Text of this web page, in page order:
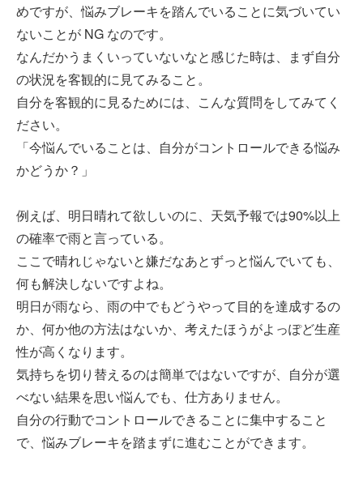
めですが、悩みブレーキを踏んでいることに気づいてい
ないことが NG なのです。
なんだかうまくいっていないなと感じた時は、まず自分
の状況を客観的に見てみること。
自分を客観的に見るためには、こんな質問をしてみてく
ださい。
「今悩んでいることは、自分がコントロールできる悩み
かどうか？」
例えば、明日晴れて欲しいのに、天気予報では90%以上
の確率で雨と言っている。
ここで晴れじゃないと嫌だなあとずっと悩んでいても、
何も解決しないですよね。
明日が雨なら、雨の中でもどうやって目的を達成するの
か、何か他の方法はないか、考えたほうがよっぽど生産
性が高くなります。
気持ちを切り替えるのは簡単ではないですが、自分が選
べない結果を思い悩んでも、仕方ありません。
自分の行動でコントロールできることに集中すること
で、悩みブレーキを踏まずに進むことができます。